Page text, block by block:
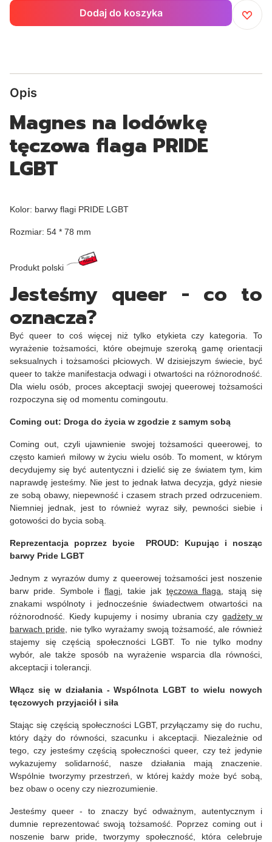
Dodaj do koszyka
Opis
Magnes na lodówkę
tęczowa flaga PRIDE
LGBT
Kolor: barwy flagi PRIDE LGBT
Rozmiar: 54 * 78 mm
Produkt polski
Jesteśmy queer - co to
oznacza?
Być queer to coś więcej niż tylko etykieta czy kategoria. To
wyrażenie tożsamości, które obejmuje szeroką gamę orientacji
seksualnych i tożsamości płciowych. W dzisiejszym świecie, być
queer to także manifestacja odwagi i otwartości na różnorodność.
Dla wielu osób, proces akceptacji swojej queerowej tożsamości
rozpoczyna się od momentu comingoutu.
Coming out: Droga do życia w zgodzie z samym sobą
Coming out, czyli ujawnienie swojej tożsamości queerowej, to
często kamień milowy w życiu wielu osób. To moment, w którym
decydujemy się być autentyczni i dzielić się ze światem tym, kim
naprawdę jesteśmy. Nie jest to jednak łatwa decyzja, gdyż niesie
ze sobą obawy, niepewność i czasem strach przed odrzuceniem.
Niemniej jednak, jest to również wyraz siły, pewności siebie i
gotowości do bycia sobą.
Reprezentacja poprzez bycie PROUD: Kupując i nosząc
barwy Pride LGBT
Jednym z wyrazów dumy z queerowej tożsamości jest noszenie
barw pride. Symbole iflagi , takie jak tęczowa flaga , stają się
znakami wspólnoty i jednocześnie świadectwem otwartości na
różnorodność. Kiedy kupujemy i nosimy ubrania czy gadżety w
barwach pride, nie tylko wyrażamy swoją tożsamość, ale również
stajemy się częścią społeczności LGBT. To nie tylko modny
wybór, ale także sposób na wyrażenie wsparcia dla równości,
akceptacji i tolerancji.
Włącz się w działania - Wspólnota LGBT to wielu nowych
tęczowych przyjaciół i siła
Stając się częścią społeczności LGBT, przyłączamy się do ruchu,
który dąży do równości, szacunku i akceptacji. Niezależnie od
tego, czy jesteśmy częścią społeczności queer, czy też jedynie
wykazujemy solidarność, nasze działania mają znaczenie.
Wspólnie tworzymy przestrzeń, w której każdy może być sobą,
bez obaw o oceny czy niezrozumienie.
Jesteśmy queer - to znaczy być odważnym, autentycznym i
dumnie reprezentować swoją tożsamość. Poprzez coming out i
noszenie barw pride, tworzymy społeczność, która celebruje